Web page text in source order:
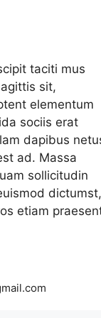
taciti mus
sit,
elementum
sociis erat
dapibus
ad. Massa
sollicitudin
dictumst,
etiam